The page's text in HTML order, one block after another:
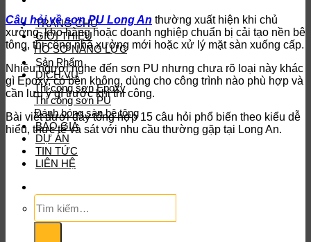
TRANG CHỦ
GIỚI THIỆU
HỒ SƠ NĂNG LỰC
Sản Phẩm
DỊCH VỤ
Thi công sơn Epoxy
Thi công sơn PU
Đánh bóng sàn bê tông
BÁO GIÁ
DỰ ÁN
TIN TỨC
LIÊN HỆ
Tìm
kiếm:
Câu hỏi về sơn PU Long An thường xuất hiện khi chủ
xưởng, kho hàng hoặc doanh nghiệp chuẩn bị cải tạo nền bê
tông, thi công nhà xưởng mới hoặc xử lý mặt sàn xuống cấp.
Nhiều người nghe đến sơn PU nhưng chưa rõ loại này khác
gì Epoxy, có bền không, dùng cho công trình nào phù hợp và
cần lưu ý gì trước khi thi công.
Bài viết dưới đây tổng hợp 15 câu hỏi phổ biến theo kiểu dễ
hiểu, thực tế và sát với nhu cầu thường gặp tại Long An.